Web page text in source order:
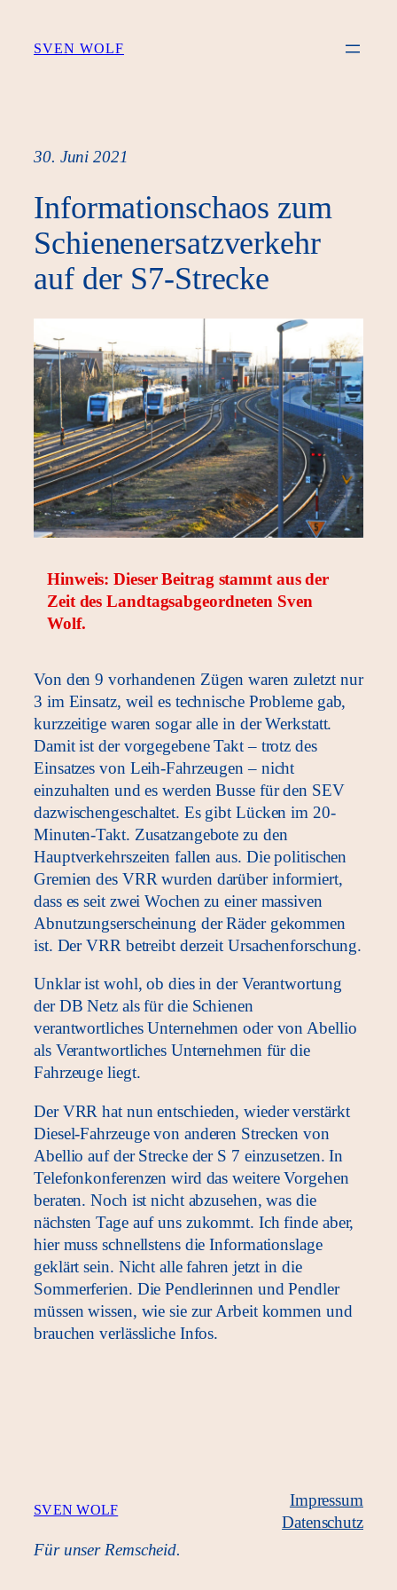
Inhalt
SVEN WOLF
30. Juni 2021
Informationschaos zum
Schienenersatzverkehr
auf der S7-Strecke
Hinweis: Dieser Beitrag stammt aus der
Zeit des Landtagsabgeordneten Sven
Wolf.
Von den 9 vorhandenen Zügen waren zuletzt nur
3 im Einsatz, weil es technische Probleme gab,
kurzzeitige waren sogar alle in der Werkstatt.
Damit ist der vorgegebene Takt – trotz des
Einsatzes von Leih-Fahrzeugen – nicht
einzuhalten und es werden Busse für den SEV
dazwischengeschaltet. Es gibt Lücken im 20-
Minuten-Takt. Zusatzangebote zu den
Hauptverkehrszeiten fallen aus. Die politischen
Gremien des VRR wurden darüber informiert,
dass es seit zwei Wochen zu einer massiven
Abnutzungserscheinung der Räder gekommen
ist. Der VRR betreibt derzeit Ursachenforschung.
Unklar ist wohl, ob dies in der Verantwortung
der DB Netz als für die Schienen
verantwortliches Unternehmen oder von Abellio
als Verantwortliches Unternehmen für die
Fahrzeuge liegt.
Der VRR hat nun entschieden, wieder verstärkt
Diesel-Fahrzeuge von anderen Strecken von
Abellio auf der Strecke der S 7 einzusetzen. In
Telefonkonferenzen wird das weitere Vorgehen
beraten. Noch ist nicht abzusehen, was die
nächsten Tage auf uns zukommt. Ich finde aber,
hier muss schnellstens die Informationslage
geklärt sein. Nicht alle fahren jetzt in die
Sommerferien. Die Pendlerinnen und Pendler
müssen wissen, wie sie zur Arbeit kommen und
brauchen verlässliche Infos.
SVEN WOLF
Für unser Remscheid.
Impressum
Datenschutz